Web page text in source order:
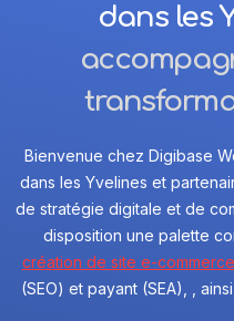
dans les
Bienvenue chez Digibase
dans les Yvelines et
de stratégie digitale et de
disposition une palette
création de site e-commerce
(SEO) et payant (SEA), ,